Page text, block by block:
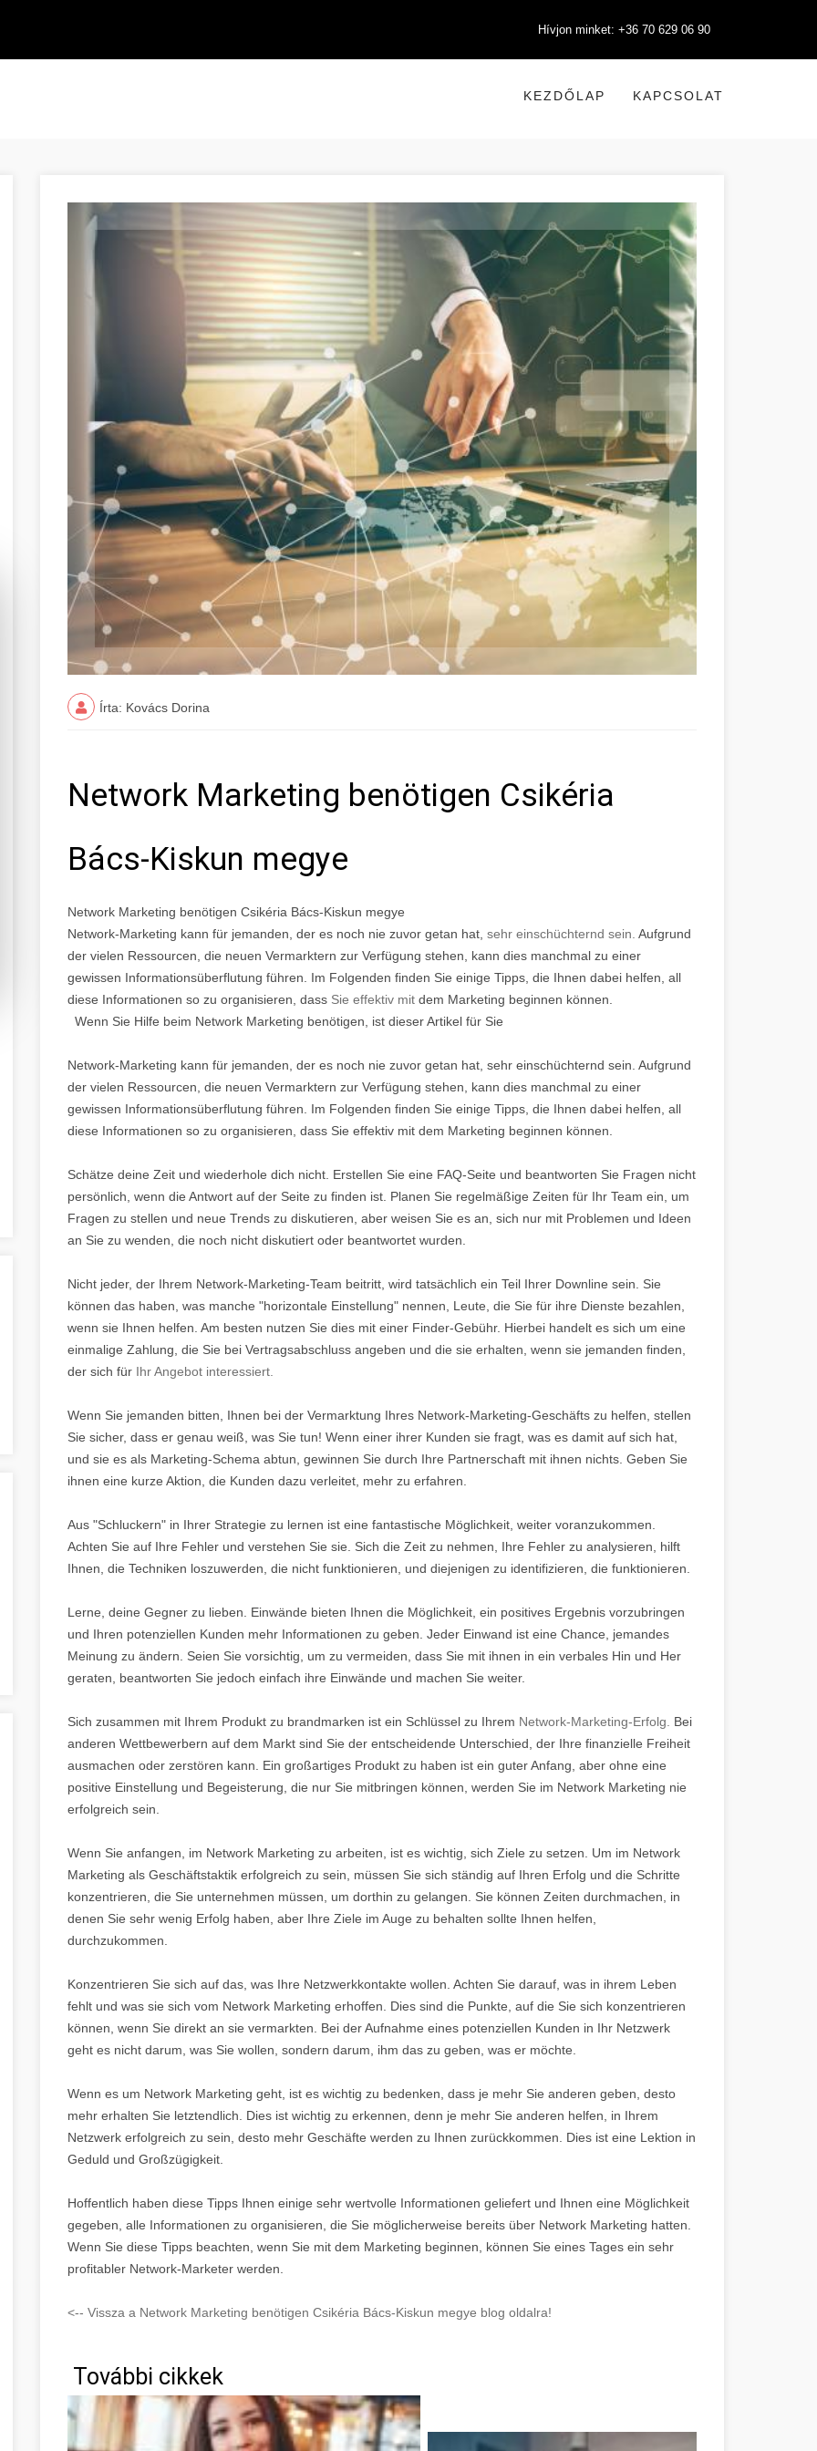
Hívjon minket: +36 70 629 06 90
KEZDŐLAP KAPCSOLAT
Írta: Kovács Dorina
Network Marketing benötigen Csikéria
Bács-Kiskun megye
Network Marketing benötigen Csikéria Bács-Kiskun megye
Network-Marketing kann für jemanden, der es noch nie zuvor getan hat, sehr einschüchternd sein. Aufgrund
der vielen Ressourcen, die neuen Vermarktern zur Verfügung stehen, kann dies manchmal zu einer
gewissen Informationsüberflutung führen. Im Folgenden finden Sie einige Tipps, die Ihnen dabei helfen, all
diese Informationen so zu organisieren, dass Sie effektiv mit dem Marketing beginnen können.
Wenn Sie Hilfe beim Network Marketing benötigen, ist dieser Artikel für Sie
Network-Marketing kann für jemanden, der es noch nie zuvor getan hat, sehr einschüchternd sein. Aufgrund
der vielen Ressourcen, die neuen Vermarktern zur Verfügung stehen, kann dies manchmal zu einer
gewissen Informationsüberflutung führen. Im Folgenden finden Sie einige Tipps, die Ihnen dabei helfen, all
diese Informationen so zu organisieren, dass Sie effektiv mit dem Marketing beginnen können.
Schätze deine Zeit und wiederhole dich nicht. Erstellen Sie eine FAQ-Seite und beantworten Sie Fragen nicht
persönlich, wenn die Antwort auf der Seite zu finden ist. Planen Sie regelmäßige Zeiten für Ihr Team ein, um
Fragen zu stellen und neue Trends zu diskutieren, aber weisen Sie es an, sich nur mit Problemen und Ideen
an Sie zu wenden, die noch nicht diskutiert oder beantwortet wurden.
Nicht jeder, der Ihrem Network-Marketing-Team beitritt, wird tatsächlich ein Teil Ihrer Downline sein. Sie
können das haben, was manche "horizontale Einstellung" nennen, Leute, die Sie für ihre Dienste bezahlen,
wenn sie Ihnen helfen. Am besten nutzen Sie dies mit einer Finder-Gebühr. Hierbei handelt es sich um eine
einmalige Zahlung, die Sie bei Vertragsabschluss angeben und die sie erhalten, wenn sie jemanden finden,
der sich für Ihr Angebot interessiert.
Wenn Sie jemanden bitten, Ihnen bei der Vermarktung Ihres Network-Marketing-Geschäfts zu helfen, stellen
Sie sicher, dass er genau weiß, was Sie tun! Wenn einer ihrer Kunden sie fragt, was es damit auf sich hat,
und sie es als Marketing-Schema abtun, gewinnen Sie durch Ihre Partnerschaft mit ihnen nichts. Geben Sie
ihnen eine kurze Aktion, die Kunden dazu verleitet, mehr zu erfahren.
Aus "Schluckern" in Ihrer Strategie zu lernen ist eine fantastische Möglichkeit, weiter voranzukommen.
Achten Sie auf Ihre Fehler und verstehen Sie sie. Sich die Zeit zu nehmen, Ihre Fehler zu analysieren, hilft
Ihnen, die Techniken loszuwerden, die nicht funktionieren, und diejenigen zu identifizieren, die funktionieren.
Lerne, deine Gegner zu lieben. Einwände bieten Ihnen die Möglichkeit, ein positives Ergebnis vorzubringen
und Ihren potenziellen Kunden mehr Informationen zu geben. Jeder Einwand ist eine Chance, jemandes
Meinung zu ändern. Seien Sie vorsichtig, um zu vermeiden, dass Sie mit ihnen in ein verbales Hin und Her
geraten, beantworten Sie jedoch einfach ihre Einwände und machen Sie weiter.
Sich zusammen mit Ihrem Produkt zu brandmarken ist ein Schlüssel zu Ihrem Network-Marketing-Erfolg.
Bei
anderen Wettbewerbern auf dem Markt sind Sie der entscheidende Unterschied, der Ihre finanzielle Freiheit
ausmachen oder zerstören kann. Ein großartiges Produkt zu haben ist ein guter Anfang, aber ohne eine
positive Einstellung und Begeisterung, die nur Sie mitbringen können, werden Sie im Network Marketing nie
erfolgreich sein.
Wenn Sie anfangen, im Network Marketing zu arbeiten, ist es wichtig, sich Ziele zu setzen. Um im Network
Marketing als Geschäftstaktik erfolgreich zu sein, müssen Sie sich ständig auf Ihren Erfolg und die Schritte
konzentrieren, die Sie unternehmen müssen, um dorthin zu gelangen. Sie können Zeiten durchmachen, in
denen Sie sehr wenig Erfolg haben, aber Ihre Ziele im Auge zu behalten sollte Ihnen helfen,
durchzukommen.
Konzentrieren Sie sich auf das, was Ihre Netzwerkkontakte wollen. Achten Sie darauf, was in ihrem Leben
fehlt und was sie sich vom Network Marketing erhoffen. Dies sind die Punkte, auf die Sie sich konzentrieren
können, wenn Sie direkt an sie vermarkten. Bei der Aufnahme eines potenziellen Kunden in Ihr Netzwerk
geht es nicht darum, was Sie wollen, sondern darum, ihm das zu geben, was er möchte.
Wenn es um Network Marketing geht, ist es wichtig zu bedenken, dass je mehr Sie anderen geben, desto
mehr erhalten Sie letztendlich. Dies ist wichtig zu erkennen, denn je mehr Sie anderen helfen, in Ihrem
Netzwerk erfolgreich zu sein, desto mehr Geschäfte werden zu Ihnen zurückkommen. Dies ist eine Lektion in
Geduld und Großzügigkeit.
Hoffentlich haben diese Tipps Ihnen einige sehr wertvolle Informationen geliefert und Ihnen eine Möglichkeit
gegeben, alle Informationen zu organisieren, die Sie möglicherweise bereits über Network Marketing hatten.
Wenn Sie diese Tipps beachten, wenn Sie mit dem Marketing beginnen, können Sie eines Tages ein sehr
profitabler Network-Marketer werden.
<-- Vissza a Network Marketing benötigen Csikéria Bács-Kiskun megye blog oldalra!
További cikkek